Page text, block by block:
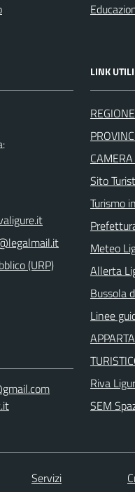
(URP)
LINK UTILI
Sito
Turismo
Meteo
Allerta
Bussola
Linee
Riva
SEM
Servizi